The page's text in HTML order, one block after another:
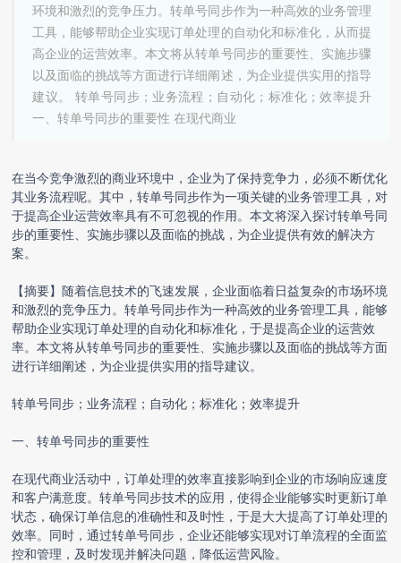
环境和激烈的竞争压力。转单号同步作为一种高效的业务管理
工具，能够帮助企业实现订单处理的自动化和标准化，从而提
高企业的运营效率。本文将从转单号同步的重要性、实施步骤
以及面临的挑战等方面进行详细阐述，为企业提供实用的指导
建议。 转单号同步；业务流程；自动化；标准化；效率提升
一、转单号同步的重要性 在现代商业
在当今竞争激烈的商业环境中，企业为了保持竞争力，必须不断优化
其业务流程呢。其中，转单号同步作为一项关键的业务管理工具，对
于提高企业运营效率具有不可忽视的作用。本文将深入探讨转单号同
步的重要性、实施步骤以及面临的挑战，为企业提供有效的解决方
案。
【摘要】随着信息技术的飞速发展，企业面临着日益复杂的市场环境
和激烈的竞争压力。转单号同步作为一种高效的业务管理工具，能够
帮助企业实现订单处理的自动化和标准化，于是提高企业的运营效
率。本文将从转单号同步的重要性、实施步骤以及面临的挑战等方面
进行详细阐述，为企业提供实用的指导建议。
转单号同步 ；业务流程；自动化；标准化；效率提升
一、转单号同步的重要性
在现代商业活动中，订单处理的效率直接影响到企业的市场响应速度
和客户满意度。转单号同步技术的应用，使得企业能够实时更新订单
状态，确保订单信息的准确性和及时性，于是大大提高了订单处理的
效率。同时，通过转单号同步，企业还能够实现对订单流程的全面监
控和管理，及时发现并解决问题，降低运营风险。